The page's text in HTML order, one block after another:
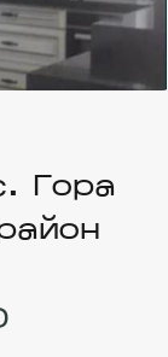
Гора